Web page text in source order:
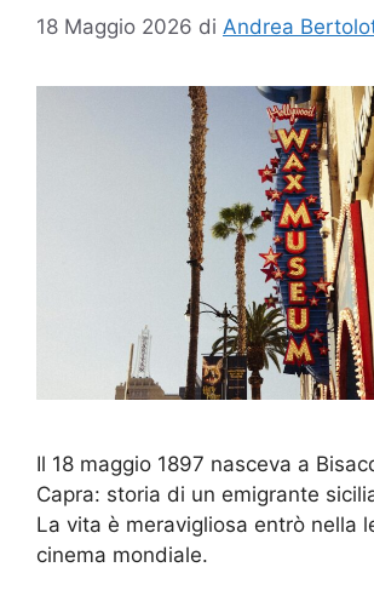
18 Maggio 2026 di Andrea
Il 18 maggio 1897 nasceva a
Capra: storia di un emigrante
La vita è meravigliosa entrò nella
cinema mondiale.